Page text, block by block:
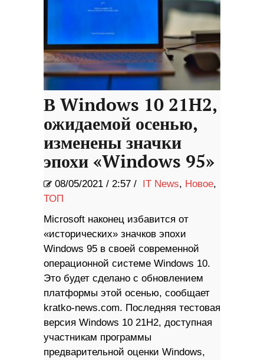
В Windows 10 21H2,
ожидаемой осенью,
изменены значки
эпохи «Windows 95»
08/05/2021 / 2:57 / IT News, Новое,
ТОП
Microsoft наконец избавится от
«исторических» значков эпохи
Windows 95 в своей современной
операционной системе Windows 10.
Это будет сделано с обновлением
платформы этой осенью, сообщает
kratko-news.com. Последняя тестовая
версия Windows 10 21H2, доступная
участникам программы
предварительной оценки Windows,